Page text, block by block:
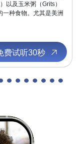
以及玉米粥（Grits）
一种食物。尤其是美洲
费试听30秒